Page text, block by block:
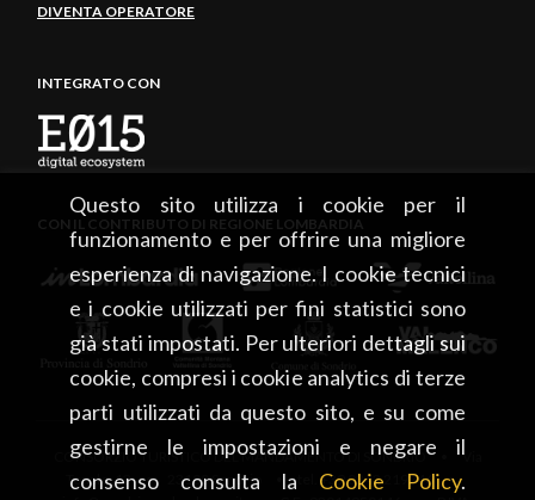
Questo sito utilizza i cookie per il
funzionamento e per offrire una migliore
esperienza di navigazione. I cookie tecnici
e i cookie utilizzati per fini statistici sono
già stati impostati. Per ulteriori dettagli sui
cookie, compresi i cookie analytics di terze
parti utilizzati da questo sito, e su come
gestirne le impostazioni e negare il
consenso consulta la Cookie Policy.
DIVENTA OPERATORE
INTEGRATO CON
CON IL CONTRIBUTO DI REGIONE LOMBARDIA
CONSORZIO TURISTICO DEL MANDAMENTO DI SONDRIO • Via
Tonale, 13 • 23100 Sondrio • tel. +39 0342 219246 •